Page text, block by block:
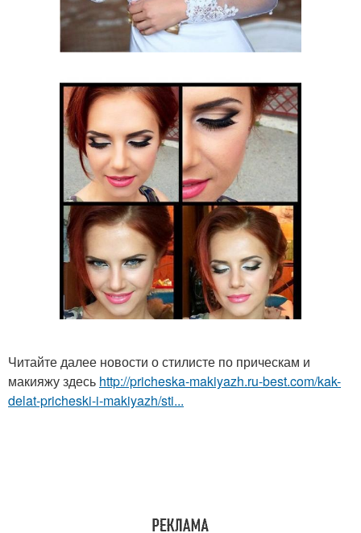
Читайте далее новости о стилисте по прическам и
макияжу здесь http://pricheska-makiyazh.ru-best.com/kak-
delat-pricheski-i-makiyazh/sti...